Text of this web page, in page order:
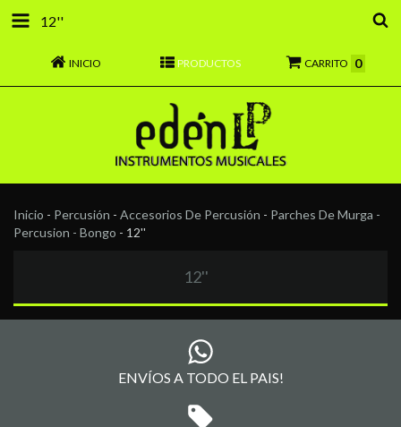
12''
INICIO PRODUCTOS CARRITO 0
Inicio - Percusión - Accesorios De Percusión - Parches De Murga -
Percusion - Bongo - 12''
12''
ENVÍOS A TODO EL PAIS!